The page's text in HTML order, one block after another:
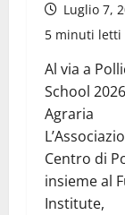
Luglio 7,
5 minuti letti
Al via a
School
Agraria
Centro di
insieme al
Institute,